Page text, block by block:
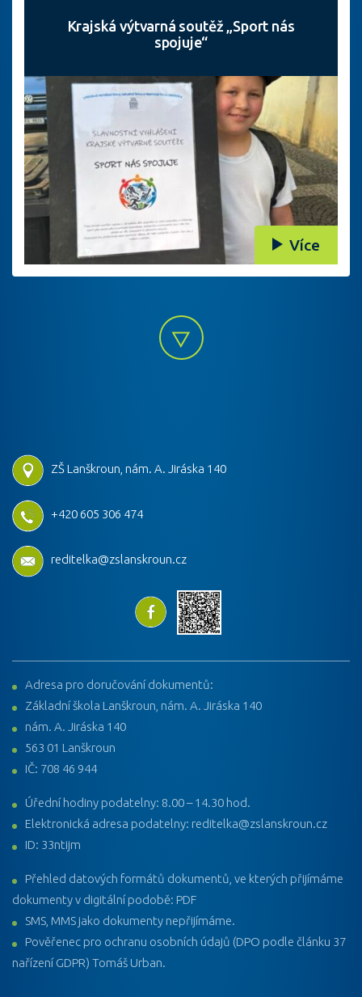
Krajská výtvarná soutěž „Sport nás
spojuje“
Více
ZŠ Lanškroun, nám. A. Jiráska 140
+420 605 306 474
reditelka@zslanskroun.cz
Adresa pro doručování dokumentů:
Základní škola Lanškroun, nám. A. Jiráska 140
nám. A. Jiráska 140
563 01 Lanškroun
IČ: 708 46 944
Úřední hodiny podatelny: 8.00 – 14.30 hod.
Elektronická adresa podatelny: reditelka@zslanskroun.cz
ID: 33ntijm
Přehled datových formátů dokumentů, ve kterých přijímáme
dokumenty v digitální podobě: PDF
SMS, MMS jako dokumenty nepřijímáme.
Pověřenec pro ochranu osobních údajů (DPO podle článku 37
nařízení GDPR) Tomáš Urban.